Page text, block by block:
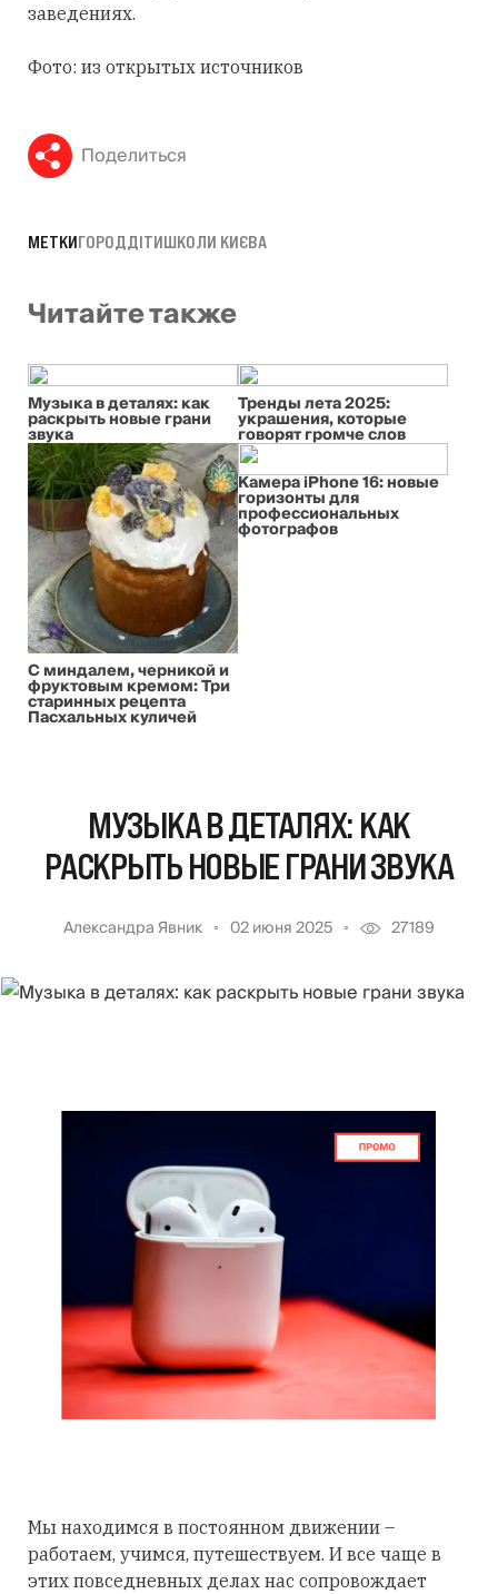
заведениях.
Фото: из открытых источников
Поделиться
МЕТКИГОРОДДІТИШКОЛИ КИЄВА
Читайте также
Музыка в деталях: как
раскрыть новые грани
звука
Тренды лета 2025:
украшения, которые
говорят громче слов
С миндалем, черникой и
фруктовым кремом: Три
старинных рецепта
Пасхальных куличей
Камера iPhone 16: новые
горизонты для
профессиональных
фотографов
МУЗЫКА В ДЕТАЛЯХ: КАК
РАСКРЫТЬ НОВЫЕ ГРАНИ ЗВУКА
Александра Явник 02 июня 2025 27189
Мы находимся в постоянном движении –
работаем, учимся, путешествуем. И все чаще в
этих повседневных делах нас сопровождает